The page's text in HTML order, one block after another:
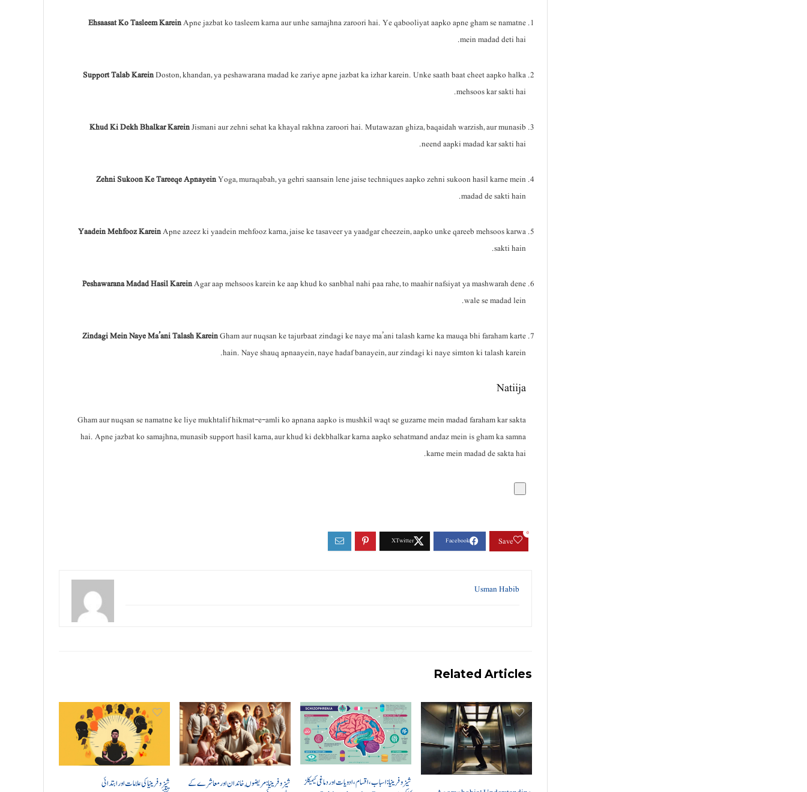
Ehsaasat Ko Tasleem KareinApne jazbat ko tasleem karna aur unhe samajhna zaroori hai. Ye qabooliyat aapko apne gham se namatne
mein madad deti hai.
Support Talab KareinDoston, khandan, ya peshawarana madad ke zariye apne jazbat ka izhar karein. Unke saath baat cheet aapko halka
mehsoos kar sakti hai.
Khud Ki Dekh Bhalkar KareinJismani aur zehni sehat ka khayal rakhna zaroori hai. Mutawazan ghiza, baqaidah warzish, aur munasib
neend aapki madad kar sakti hai.
Zehni Sukoon Ke Tareeqe ApnayeinYoga, muraqabah, ya gehri saansain lene jaise techniques aapko zehni sukoon hasil karne mein
madad de sakti hain.
Yaadein Mehfooz KareinApne azeez ki yaadein mehfooz karna, jaise ke tasaveer ya yaadgar cheezein, aapko unke qareeb mehsoos karwa
sakti hain.
Peshawarana Madad Hasil KareinAgar aap mehsoos karein ke aap khud ko sanbhal nahi paa rahe, to maahir nafsiyat ya mashwarah dene
wale se madad lein.
Zindagi Mein Naye Ma’ani Talash KareinGham aur nuqsan ke tajurbaat zindagi ke naye ma’ani talash karne ka mauqa bhi faraham karte
hain. Naye shauq apnaayein, naye hadaf banayein, aur zindagi ki naye simton ki talash karein.
Natiija
Gham aur nuqsan se namatne ke liye mukhtalif hikmat-e-amli ko apnana aapko is mushkil waqt se guzarne mein madad faraham kar sakta
hai. Apne jazbat ko samajhna, munasib support hasil karna, aur khud ki dekbhalkar karna aapko sehatmand andaz mein is gham ka samna
karne mein madad de sakta hai.
Save
0
Usman Habib
Related Articles
شیزوفرینیا: اسباب، اقسام، ادویات اور دماغی کیمیکلز
شیزوفرینیا: مریضوں, خاندان اور معاشرے کے
شیزوفرینیا کی علامات اور ابتدائی